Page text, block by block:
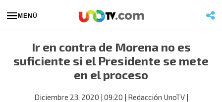
MENÚ
Ir en contra de Morena no es
suficiente si el Presidente se mete
en el proceso
Diciembre 23, 2020 | 09:20 | Redacción UnoTV|